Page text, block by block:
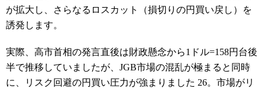
が拡大し、さらなるロスカット（損切りの円買い戻し）を
誘発します。
実際、高市首相の発言直後は財政懸念から1ドル=158円台後
半で推移していましたが、JGB市場の混乱が極まると同時
に、リスク回避の円買い圧力が強まりました 26。市場がリ